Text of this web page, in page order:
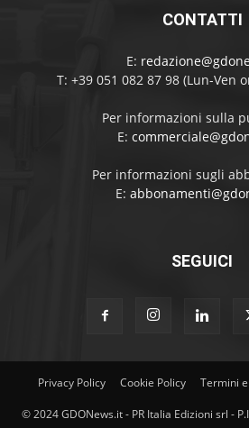
CONTATTI
E:
T: +39 051 082 87 98 (Lun-Ven
Per informazioni sulla
E:
Per informazioni sugli
E:
SEGUICI
Privacy Policy Cookie Policy Termini
© 2024 GDONews.it - PR Italia Edizioni srl -